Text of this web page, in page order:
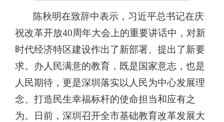
陈秋明在致辞中表示，习近平总书记在庆
祝改革开放40周年大会上的重要讲话中，对新
时代经济特区建设作出了新部署、提出了新要
求。办人民满意的教育，既是国家意志，也是
人民期待，更是深圳落实以人民为中心发展理
念、打造民生幸福标杆的使命担当和应有之
为。日前，深圳召开全市基础教育改革发展大